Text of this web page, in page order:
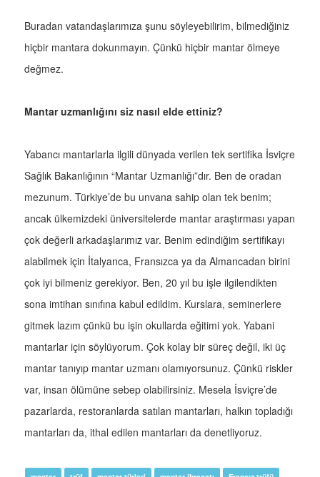
Buradan vatandaşlarımıza şunu söyleyebilirim, bilmediğiniz
hiçbir mantara dokunmayın. Çünkü hiçbir mantar ölmeye
değmez.
Mantar uzmanlığını siz nasıl elde ettiniz?
Yabancı mantarlarla ilgili dünyada verilen tek sertifika İsviçre
Sağlık Bakanlığının “Mantar Uzmanlığı”dır. Ben de oradan
mezunum. Türkiye’de bu unvana sahip olan tek benim;
ancak ülkemizdeki üniversitelerde mantar araştırması yapan
çok değerli arkadaşlarımız var. Benim edindiğim sertifikayı
alabilmek için İtalyanca, Fransızca ya da Almancadan birini
çok iyi bilmeniz gerekiyor. Ben, 20 yıl bu işle ilgilendikten
sona imtihan sınıfına kabul edildim. Kurslara, seminerlere
gitmek lazım çünkü bu işin okullarda eğitimi yok. Yabani
mantarlar için söylüyorum. Çok kolay bir süreç değil, iki üç
mantar tanıyıp mantar uzmanı olamıyorsunuz. Çünkü riskler
var, insan ölümüne sebep olabilirsiniz. Mesela İsviçre’de
pazarlarda, restoranlarda satılan mantarları, halkın topladığı
mantarları da, ithal edilen mantarları da denetliyoruz.